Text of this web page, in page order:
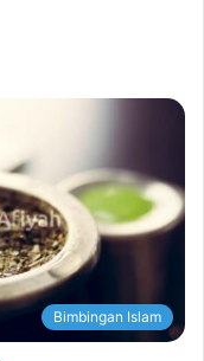
Bimbingan Islam